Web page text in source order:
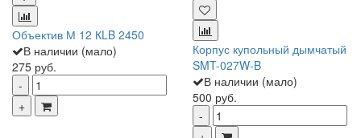
Объектив М 12 КLB 2450
В наличии (мало)
275 руб.
Корпус купольный дымчатый
SMT-027W-B
В наличии (мало)
500 руб.